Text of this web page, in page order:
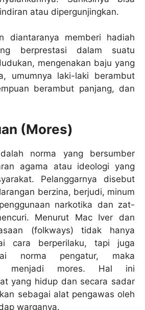
atau dipergunjingkan.
diantaranya memberi hadiah
berprestasi dalam suatu
mengenakan baju yang
umumnya laki-laki berambut
berambut panjang, dan
(Mores)
norma yang bersumber
agama atau ideologi yang
Pelanggarnya disebut
berzina, berjudi, minum
narkotika dan zat-
Menurut Mac Iver dan
(folkways) tidak hanya
cara berperilaku, tapi juga
norma pengatur, maka
menjadi mores. Hal ini
yang hidup dan secara sadar
sebagai alat pengawas oleh
warganya.